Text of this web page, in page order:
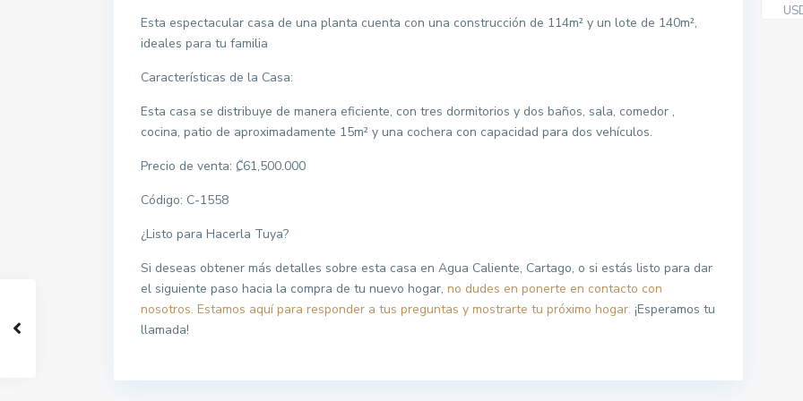
Esta espectacular casa de una planta cuenta con una construcción de 114m² y un lote de 140m²,
ideales para tu familia
Características de la Casa:
Esta casa se distribuye de manera eficiente, con tres dormitorios y dos baños, sala, comedor ,
cocina, patio de aproximadamente 15m² y una cochera con capacidad para dos vehículos.
Precio de venta: ₡61,500.000
Código: C-1558
¿Listo para Hacerla Tuya?
Si deseas obtener más detalles sobre esta casa en Agua Caliente, Cartago, o si estás listo para dar
el siguiente paso hacia la compra de tu nuevo hogar, no dudes en ponerte en contacto con
nosotros. Estamos aquí para responder a tus preguntas y mostrarte tu próximo hogar. ¡Esperamos tu
llamada!